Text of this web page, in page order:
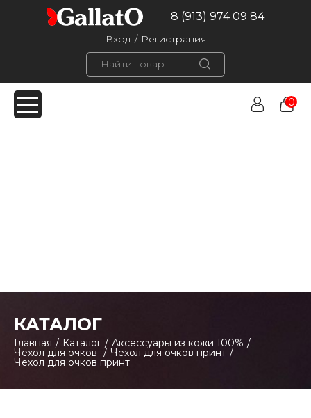
8 (913) 974 09 84
Вход / Регистрация
0
КАТАЛОГ
Главная / Каталог / Аксессуары из кожи 100% /
Чехол для очков / Чехол для очков принт /
Чехол для очков принт